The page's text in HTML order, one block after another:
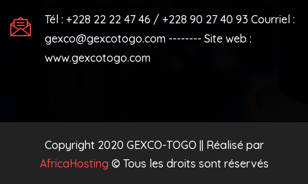
Tél : +228 22 22 47 46 / +228 90 27 40 93 Courriel :
gexco@gexcotogo.com -------- Site web :
www.gexcotogo.com
Copyright 2020 GEXCO-TOGO || Réalisé par
AfricaHosting © Tous les droits sont réservés